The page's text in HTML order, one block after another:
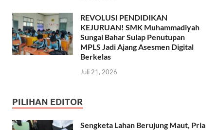
REVOLUSI PENDIDIKAN
KEJURUAN! SMK Muhammadiyah
Sungai Bahar Sulap Penutupan
MPLS Jadi Ajang Asesmen Digital
Berkelas
Juli 21, 2026
PILIHAN EDITOR
Sengketa Lahan Berujung Maut, Pria